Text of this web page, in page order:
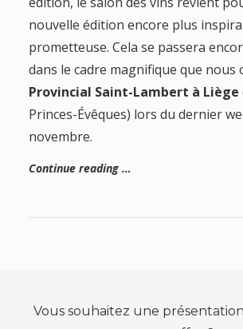
nouvelle édition encore plus
prometteuse. Cela se passera
dans le cadre magnifique que nous
Provincial Saint-Lambert à Liège
Princes-Évêques) lors du dernier
novembre.
Continue reading …
Vous souhaitez une